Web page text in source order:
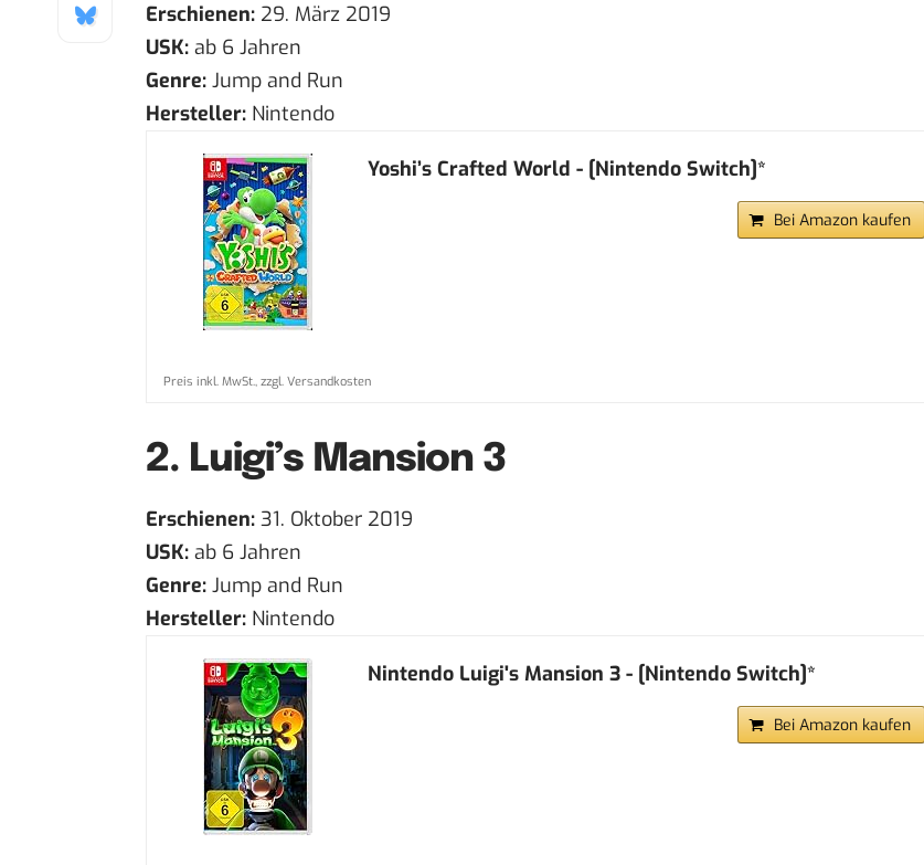
Erschienen: 29. März 2019
USK: ab 6 Jahren
Genre: Jump and Run
Hersteller: Nintendo
Yoshi’s Crafted World - [Nintendo Switch]*
Bei Amazon kaufen
Preis inkl. MwSt., zzgl. Versandkosten
2. Luigi’s Mansion 3
Erschienen: 31. Oktober 2019
USK: ab 6 Jahren
Genre: Jump and Run
Hersteller: Nintendo
Nintendo Luigi's Mansion 3 - [Nintendo Switch]*
Bei Amazon kaufen